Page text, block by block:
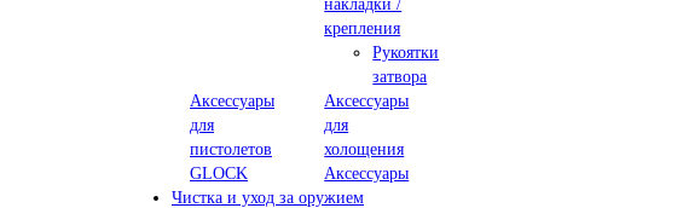
накладки /
крепления
Рукоятки
затвора
Аксессуары
для
пистолетов
GLOCK
Аксессуары
для
холощения
Аксессуары
Чистка и уход за оружием